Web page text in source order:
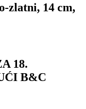
zlatni, 14 cm,
18.
B&C